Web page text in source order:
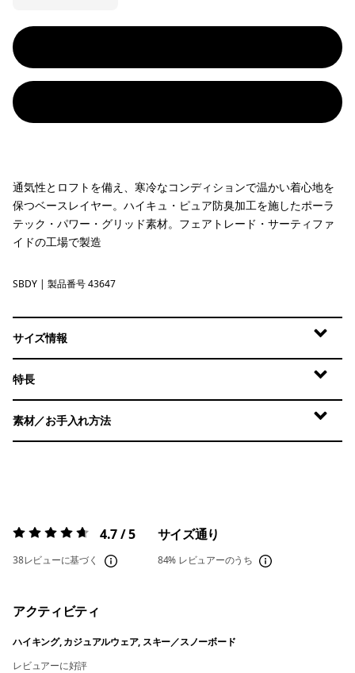
通気性とロフトを備え、寒冷なコンディションで温かい着心地を
保つベースレイヤー。ハイキュ・ピュア防臭加工を施したポーラ
テック・パワー・グリッド素材。フェアトレード・サーティファ
イドの工場で製造
Seabird Grey
SBDY | 製品番号 43647
サイズ情報
特長
素材／お手入れ方法
評価:4.7 / 5 4.7 / 5
38レビューに基づく
サイズ通り
84% レビュアーのうち
アクティビティ
ハイキング, カジュアルウェア, スキー／スノーボード
レビュアーに好評